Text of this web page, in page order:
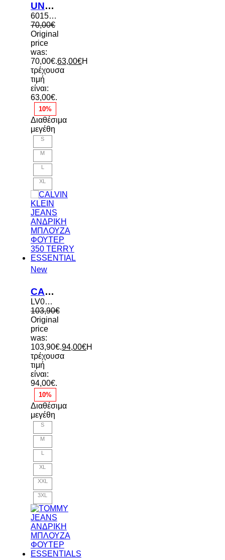
UNDER ARMOUR ICON FLEECE CAMO FILL ΜΠΛΟΥΖΑ ΦΟΥΤΕΡ
6015409 044
70,00€
Original
price
was:
70,00€.63,00€Η
τρέχουσα
τιμή
είναι:
63,00€.
10%
Διαθέσιμα
μεγέθη
S
M
XL
New
CALVIN KLEIN JEANS ΑΝΔΡΙΚΗ ΜΠΛΟΥΖΑ ΦΟΥΤΕΡ 350 TERRY ESSENTIAL
LV04RG269G UB1
103,90€
Original
price
was:
103,90€.94,00€Η
τρέχουσα
τιμή
είναι:
94,00€.
10%
Διαθέσιμα
μεγέθη
S
M
L
XL
XXL
3XL